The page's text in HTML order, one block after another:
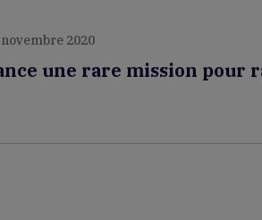
novembre 2020
une rare mission pour